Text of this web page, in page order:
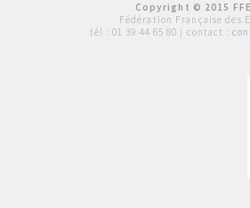
Copyright © 2015
Fédération Française des
tél : 01 39 44 65 80 | contact :